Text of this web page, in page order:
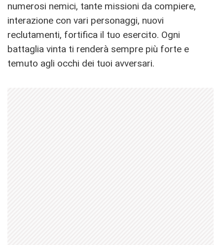
numerosi nemici, tante missioni da compiere,
interazione con vari personaggi, nuovi
reclutamenti, fortifica il tuo esercito. Ogni
battaglia vinta ti renderà sempre più forte e
temuto agli occhi dei tuoi avversari.